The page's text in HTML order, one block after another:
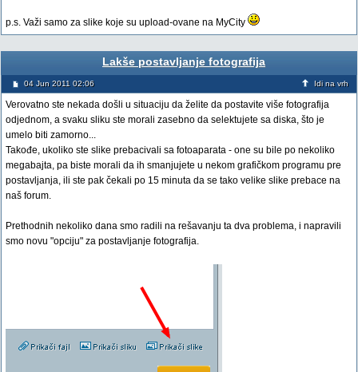
p.s. Važi samo za slike koje su upload-ovane na MyCity
Lakše postavljanje fotografija
04 Jun 2011 02:06 Idi na vrh
Verovatno ste nekada došli u situaciju da želite da postavite više fotografija
odjednom, a svaku sliku ste morali zasebno da selektujete sa diska, što je
umelo biti zamorno...
Takođe, ukoliko ste slike prebacivali sa fotoaparata - one su bile po nekoliko
megabajta, pa biste morali da ih smanjujete u nekom grafičkom programu pre
postavljanja, ili ste pak čekali po 15 minuta da se tako velike slike prebace na
naš forum.
Prethodnih nekoliko dana smo radili na rešavanju ta dva problema, i napravili
smo novu "opciju" za postavljanje fotografija.